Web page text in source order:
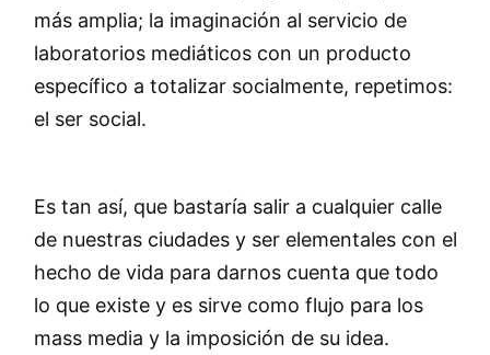
más amplia; la imaginación al servicio de
laboratorios mediáticos con un producto
específico a totalizar socialmente, repetimos:
el ser social.
Es tan así, que bastaría salir a cualquier calle
de nuestras ciudades y ser elementales con el
hecho de vida para darnos cuenta que todo
lo que existe y es sirve como flujo para los
mass media y la imposición de su idea.